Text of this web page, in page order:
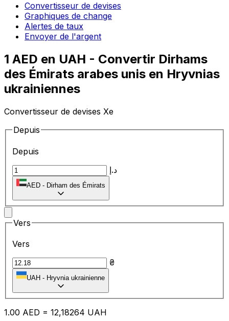
Convertisseur de devises
Graphiques de change
Alertes de taux
Envoyer de l'argent
1 AED en UAH - Convertir Dirhams
des Émirats arabes unis en Hryvnias
ukrainiennes
Convertisseur de devises Xe
Depuis
Depuis
د.إ
AED - Dirham des Émirats
Vers
Vers
₴
UAH - Hryvnia ukrainienne
1.00 AED = 12,18264 UAH